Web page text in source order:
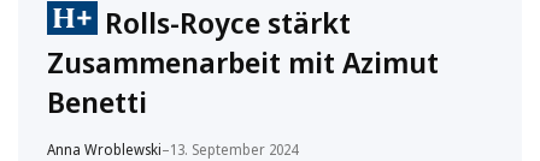
Rolls-Royce stärkt
Zusammenarbeit mit Azimut
Benetti
Anna Wroblewski–13. September 2024